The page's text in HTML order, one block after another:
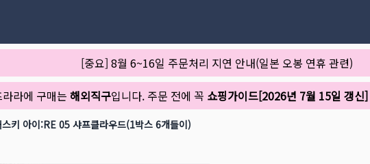
[중요] 8월 6~16일 주문처리 지연 안내(일본 오봉 연휴 관련)
라에 구매는 해외직구입니다. 주문 전에 꼭 쇼핑가이드[2026년 7월 15일 갱신]
키 아이:RE 05 샤프클라우드(1박스 6개들이)